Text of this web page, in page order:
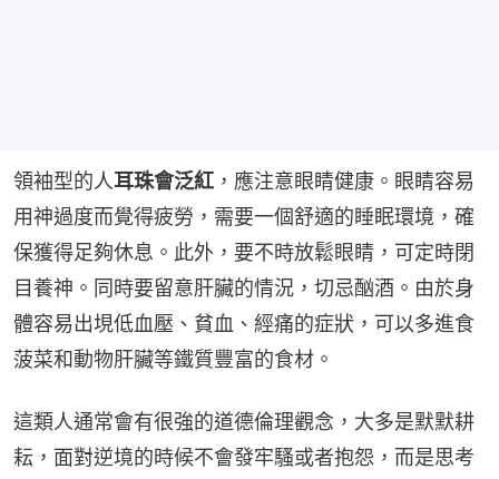
領袖型的人耳珠會泛紅 ，應注意眼睛健康。眼睛容易
用神過度而覺得疲勞，需要一個舒適的睡眠環境，確
保獲得足夠休息。此外，要不時放鬆眼睛，可定時閉
目養神。同時要留意肝臟的情況，切忌酗酒。由於身
體容易出垷低血壓、貧血、經痛的症狀，可以多進食
菠菜和動物肝臟等鐵質豐富的食材。
這類人通常會有很強的道德倫理觀念，大多是默默耕
耘，面對逆境的時候不會發牢騷或者抱怨，而是思考